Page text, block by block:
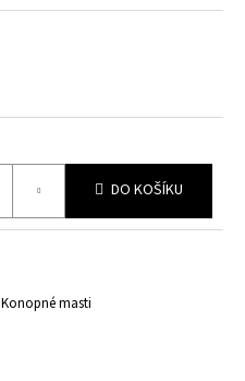
DO KOŠÍKU
Konopné masti